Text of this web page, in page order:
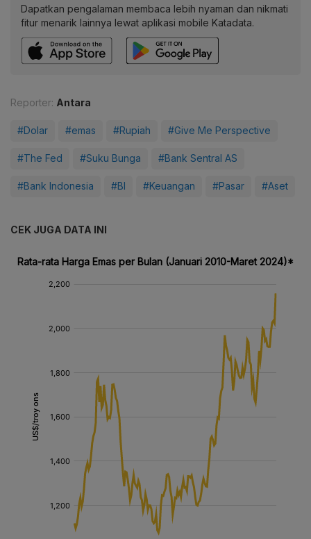
Dapatkan pengalaman membaca lebih nyaman dan nikmati
fitur menarik lainnya lewat aplikasi mobile Katadata.
Reporter: Antara
#Dolar #emas #Rupiah #Give Me Perspective
#The Fed #Suku Bunga #Bank Sentral AS
#Bank Indonesia #BI #Keuangan #Pasar #Aset
CEK JUGA DATA INI